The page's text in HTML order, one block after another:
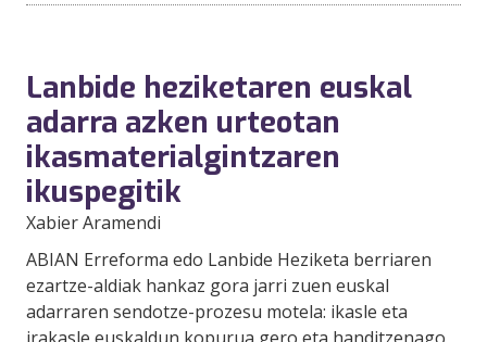
Lanbide heziketaren euskal
adarra azken urteotan
ikasmaterialgintzaren
ikuspegitik
Xabier Aramendi
ABIAN Erreforma edo Lanbide Heziketa berriaren
ezartze-aldiak hankaz gora jarri zuen euskal
adarraren sendotze-prozesu motela: ikasle eta
irakasle euskaldun kopurua gero eta handitzenago,